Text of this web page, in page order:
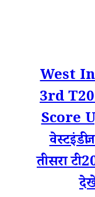
West
3rd
Score
तीसरा